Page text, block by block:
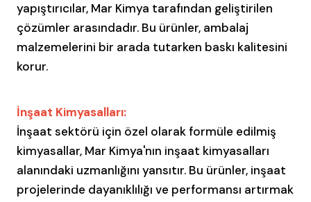
yapıştırıcılar, Mar Kimya tarafından geliştirilen
çözümler arasındadır. Bu ürünler, ambalaj
malzemelerini bir arada tutarken baskı kalitesini
korur.
İnşaat Kimyasalları:
İnşaat sektörü için özel olarak formüle edilmiş
kimyasallar, Mar Kimya'nın inşaat kimyasalları
alanındaki uzmanlığını yansıtır. Bu ürünler, inşaat
projelerinde dayanıklılığı ve performansı artırmak